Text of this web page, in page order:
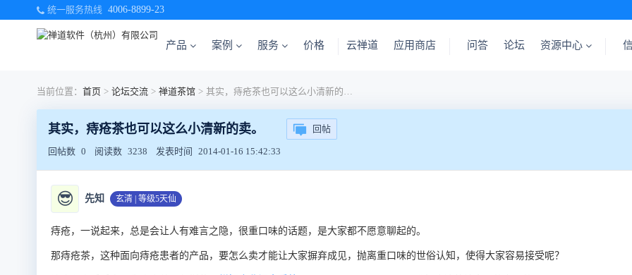
统一服务热线 4006-8899-23
产品 案例 服务 价格 云禅道 应用商店 问答 论坛 资源中心
当前位置： 首页 > 论坛交流 > 禅道茶馆 > 其实，痔疮茶也可以这么小清新的卖。
其实，痔疮茶也可以这么小清新的卖。 回帖
回帖数 0 阅读数 3238 发表时间 2014-01-16 15:42:33
😎 先知 玄清 | 等级5天仙
痔疮，一说起来，总是会让人有难言之隐，很重口味的话题，是大家都不愿意聊起的。
那痔疮茶，这种面向痔疮患者的产品，要怎么卖才能让大家摒弃成见，抛离重口味的世俗认知，使得大家容易接受呢？